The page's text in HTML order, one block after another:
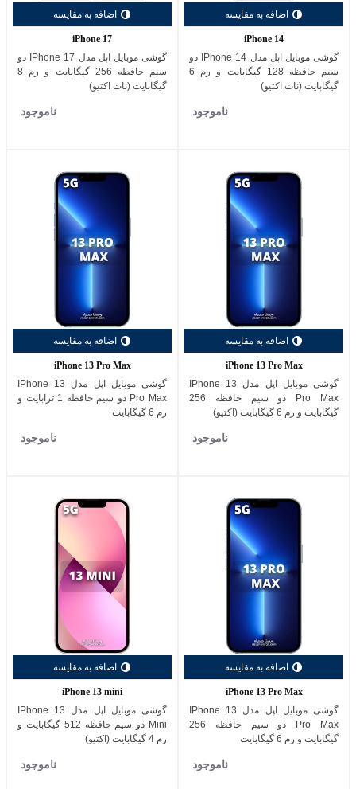
اضافه به مقایسه
iPhone 14
گوشی موبایل اپل مدل IPhone 14 دو
سیم حافظه 128 گیگابایت و رم 6
گیگابایت (نات اکتیو)
ناموجود
اضافه به مقایسه
iPhone 17
گوشی موبایل اپل مدل IPhone 17 دو
سیم حافظه 256 گیگابایت و رم 8
گیگابایت (نات اکتیو)
ناموجود
اضافه به مقایسه
iPhone 13 Pro Max
گوشی موبایل اپل مدل IPhone 13
Pro Max دو سیم حافظه 256
گیگابایت و رم 6 گیگابایت (اکتیو)
ناموجود
اضافه به مقایسه
iPhone 13 Pro Max
گوشی موبایل اپل مدل IPhone 13
Pro Max دو سیم حافظه 1 ترابایت و
رم 6 گیگابایت
ناموجود
اضافه به مقایسه
iPhone 13 Pro Max
گوشی موبایل اپل مدل IPhone 13
Pro Max دو سیم حافظه 256
گیگابایت و رم 6 گیگابایت
ناموجود
اضافه به مقایسه
iPhone 13 mini
گوشی موبایل اپل مدل IPhone 13
Mini دو سیم حافظه 512 گیگابایت و
رم 4 گیگابایت (اکتیو)
ناموجود